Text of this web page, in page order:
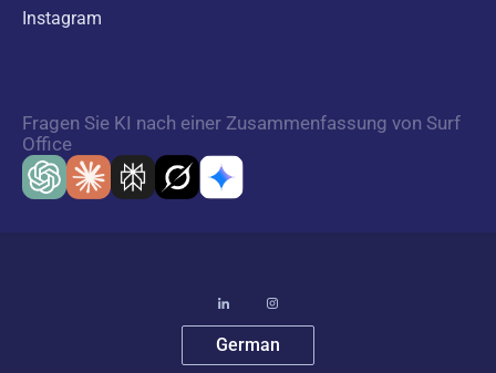
Instagram
Fragen Sie KI nach einer Zusammenfassung von Surf
Office
German